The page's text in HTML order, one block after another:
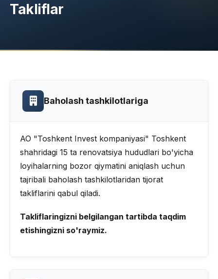
Takliflar
Baholash tashkilotlariga
AO "Toshkent Invest kompaniyasi" Toshkent
shahridagi 15 ta renovatsiya hududlari bo'yicha
loyihalarning bozor qiymatini aniqlash uchun
tajribali baholash tashkilotlaridan tijorat
takliflarini qabul qiladi.
Takliflaringizni belgilangan tartibda taqdim
etishingizni so'raymiz.